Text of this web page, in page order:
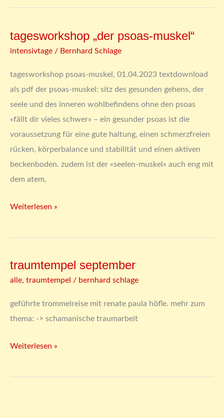
tagesworkshop „der psoas-muskel“
intensivtage / Bernhard Schlage
tagesworkshop psoas-muskel, 01.04.2023 textdownload
als pdf der psoas-muskel: sitz des gesunden gehens, der
seele und des inneren wohlbefindens ohne den psoas
«fällt dir vieles schwer» – ein gesunder psoas ist die
voraussetzung für eine gute haltung, einen schmerzfreien
rücken, körperbalance und stabilität und einen aktiven
beckenboden. zudem ist der «seelen-muskel» auch eng mit
dem atem,
tagesworkshop
„der
muskel“
Weiterlesen »
traumtempel september
alle, traumtempel / bernhard schlage
geführte trommelreise mit renate paula höfle. mehr zum
thema: -> schamanische traumarbeit
traumtempel
september
Weiterlesen »